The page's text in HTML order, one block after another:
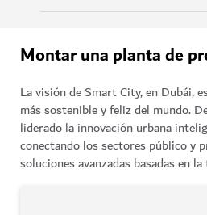
Montar una planta de
La visión de Smart City, en Dubái,
más sostenible y feliz del mundo.
liderado la innovación urbana
conectando los sectores público y
soluciones avanzadas basadas en